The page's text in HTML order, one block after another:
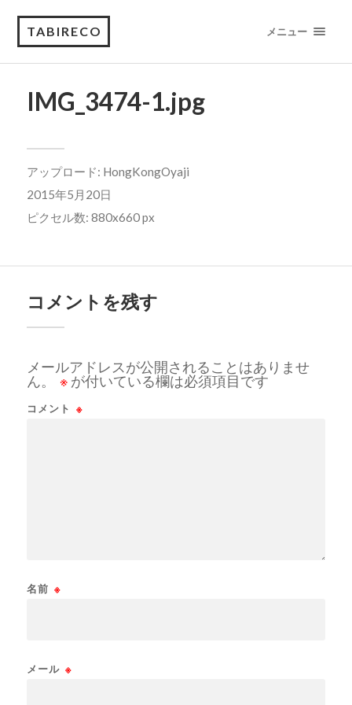
TABIRECO メニュー
IMG_3474-1.jpg
アップロード: HongKongOyaji
2015年5月20日
ピクセル数: 880x660 px
コメントを残す
メールアドレスが公開されることはありませ
ん。
※ が付いている欄は必須項目です
コメント ※
名前 ※
メール ※